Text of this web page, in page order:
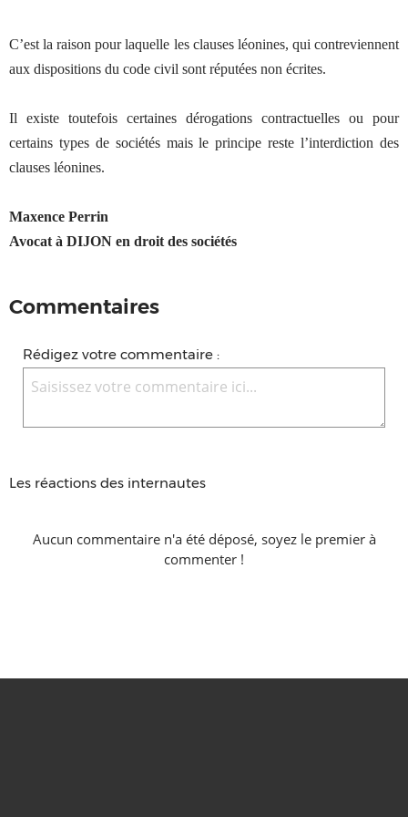
C’est la raison pour laquelle les clauses léonines, qui contreviennent
aux dispositions du code civil sont réputées non écrites.
Il existe toutefois certaines dérogations contractuelles ou pour
certains types de sociétés mais le principe reste l’interdiction des
clauses léonines.
Maxence Perrin
Avocat à DIJON en droit des sociétés
Commentaires
Rédigez votre commentaire :
Les réactions des internautes
Aucun commentaire n'a été déposé, soyez le premier à
commenter !